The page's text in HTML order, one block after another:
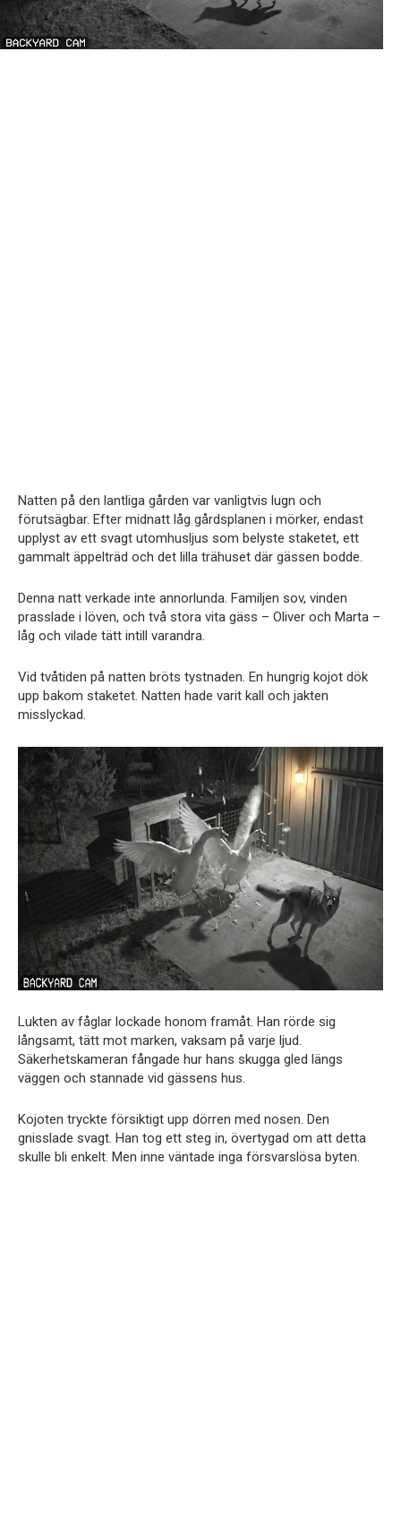
Natten på den lantliga gården var vanligtvis lugn och
förutsägbar. Efter midnatt låg gårdsplanen i mörker, endast
upplyst av ett svagt utomhusljus som belyste staketet, ett
gammalt äppelträd och det lilla trähuset där gässen bodde.
Denna natt verkade inte annorlunda. Familjen sov, vinden
prasslade i löven, och två stora vita gäss – Oliver och Marta –
låg och vilade tätt intill varandra.
Vid tvåtiden på natten bröts tystnaden. En hungrig kojot dök
upp bakom staketet. Natten hade varit kall och jakten
misslyckad.
Lukten av fåglar lockade honom framåt. Han rörde sig
långsamt, tätt mot marken, vaksam på varje ljud.
Säkerhetskameran fångade hur hans skugga gled längs
väggen och stannade vid gässens hus.
Kojoten tryckte försiktigt upp dörren med nosen. Den
gnisslade svagt. Han tog ett steg in, övertygad om att detta
skulle bli enkelt. Men inne väntade inga försvarslösa byten.